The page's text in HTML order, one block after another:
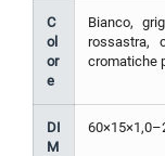
C
ol
or
e
Bianco,
rossastra,
cromatiche
DI
M